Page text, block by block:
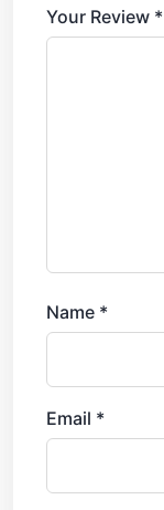
Your Review *
Name *
Email *